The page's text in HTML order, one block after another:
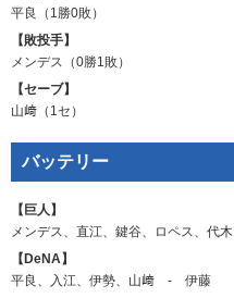
平良
（1勝0敗）
【敗投手】
メンデス （0勝1敗）
【セーブ】
山﨑 （1セ）
バッテリー
【巨人】
メンデス、 直江、 鍵谷、 ロペス、 代木
【DeNA】
平良 、 入江、 伊勢、 山﨑 ‐ 伊藤